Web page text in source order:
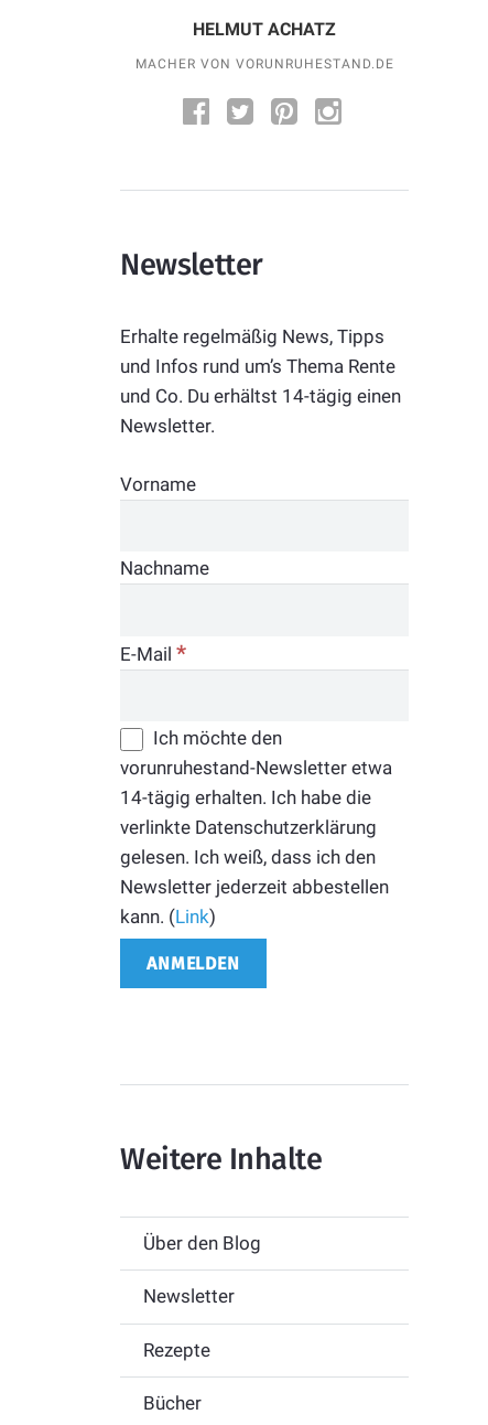
HELMUT ACHATZ
MACHER VON VORUNRUHESTAND.DE
Newsletter
Erhalte regelmäßig News, Tipps
und Infos rund um’s Thema Rente
und Co. Du erhältst 14-tägig einen
Newsletter.
Vorname
Nachname
E-Mail*
Ich möchte den
vorunruhestand-Newsletter etwa
14-tägig erhalten. Ich habe die
verlinkte Datenschutzerklärung
gelesen. Ich weiß, dass ich den
Newsletter jederzeit abbestellen
kann. (Link)
Weitere Inhalte
Über den Blog
Newsletter
Rezepte
Bücher